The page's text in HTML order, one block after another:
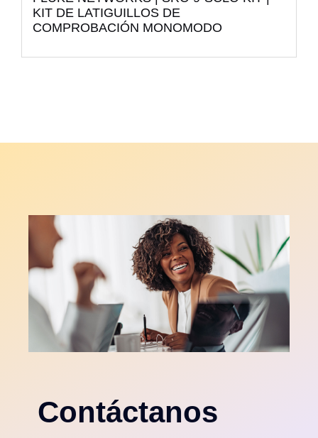
KIT DE LATIGUILLOS DE
COMPROBACIÓN MONOMODO
Contáctanos